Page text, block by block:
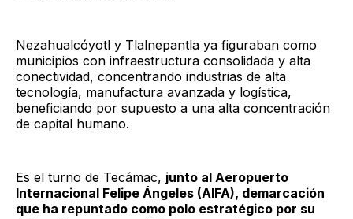
Nezahualcóyotl y Tlalnepantla ya figuraban como
municipios con infraestructura consolidada y alta
conectividad, concentrando industrias de alta
tecnología, manufactura avanzada y logística,
beneficiando por supuesto a una alta concentración
de capital humano.
Es el turno de Tecámac, junto al Aeropuerto
Internacional Felipe Ángeles (AIFA), demarcación
que ha repuntado como polo estratégico por su